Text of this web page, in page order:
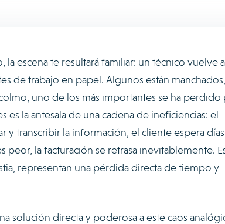
escena te resultará familiar: un técnico vuelve
de trabajo en papel. Algunos están
uno de los más importantes se ha perdido
la antesala de una cadena de ineficiencias: el
transcribir la información, el cliente espera
la facturación se retrasa inevitablemente.
representan una pérdida directa de tiempo y
solución directa y poderosa a este caos